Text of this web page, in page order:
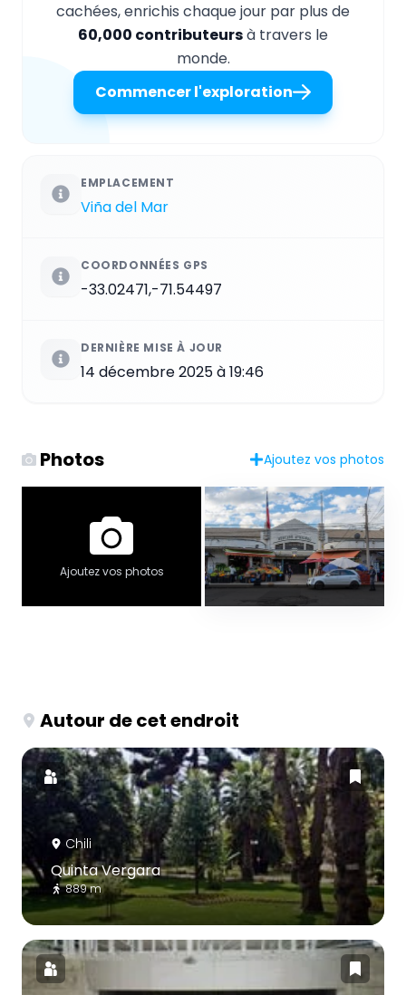
cachées, enrichis chaque jour par plus de
60,000 contributeursà travers le
monde.
Commencer l'exploration
EMPLACEMENT
Viña del Mar
COORDONNÉES GPS
-33.02471,-71.54497
DERNIÈRE MISE À JOUR
14 décembre 2025 à 19:46
Photos Ajoutez vos photos
Ajoutez vos photos
Autour de cet endroit
Chili
Quinta Vergara
889 m